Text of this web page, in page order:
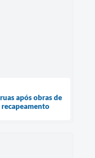
após obras de
recapeamento